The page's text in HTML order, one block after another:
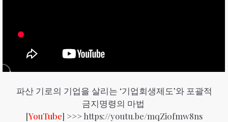
파산 기로의 기업을 살리는 ‘기업회생제도’와 포괄적
금지명령의 마법
[YouTube] >>>https://youtu.be/mqZi0fmw8ns